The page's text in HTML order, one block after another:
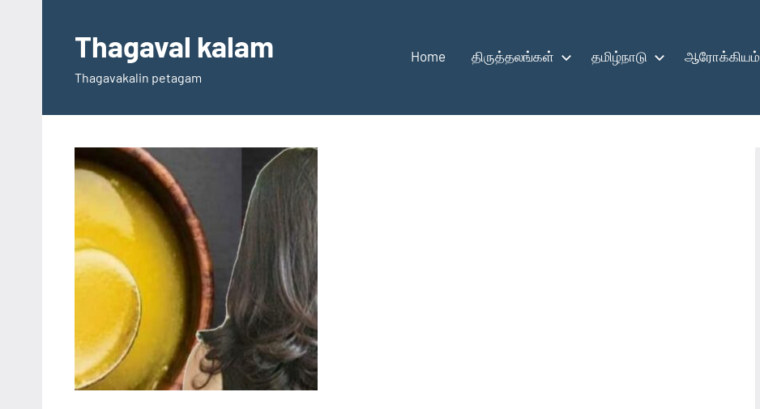
contentThagaval kalam
Thagavakalin petagam
Home திருத்தலங்கள் தமிழ்நாடு ஆரோக்கியம்